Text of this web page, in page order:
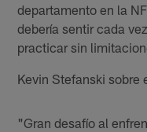
departamento en la
debería sentir cada
practicar sin
Kevin Stefanski sobre
"Gran desafío al